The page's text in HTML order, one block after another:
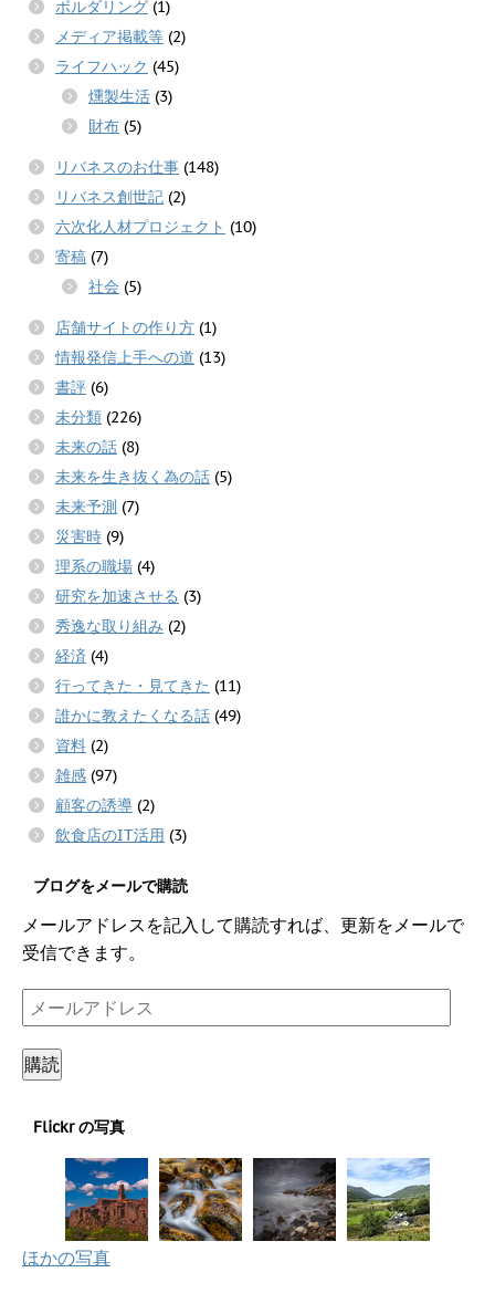
ボルダリング (1)
メディア掲載等 (2)
ライフハック (45)
燻製生活 (3)
財布 (5)
リバネスのお仕事 (148)
リバネス創世記 (2)
六次化人材プロジェクト (10)
寄稿 (7)
社会 (5)
店舗サイトの作り方 (1)
情報発信上手への道 (13)
書評 (6)
未分類 (226)
未来の話 (8)
未来を生き抜く為の話 (5)
未来予測 (7)
災害時 (9)
理系の職場 (4)
研究を加速させる (3)
秀逸な取り組み (2)
経済 (4)
行ってきた・見てきた (11)
誰かに教えたくなる話 (49)
資料 (2)
雑感 (97)
顧客の誘導 (2)
飲食店のIT活用 (3)
ブログをメールで購読
メールアドレスを記入して購読すれば、更新をメールで
受信できます。
メ
ー
ル
ア
レ
購読
Flickr の写真
ほかの写真